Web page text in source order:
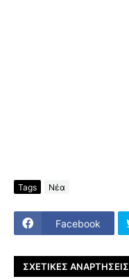
Tags Νέα
Facebook
ΣΧΕΤΙΚΈΣ ΑΝΑΡΤΉΣΕΙΣ